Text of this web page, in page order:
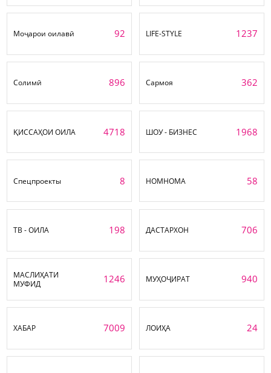
Моҷарои оилавӣ 92 LIFE-STYLE 1237
Солимӣ 896 Сармоя 362
ҚИССАҲОИ ОИЛА 4718 ШОУ - БИЗНЕС 1968
Спецпроекты 8 НОМНОМА 58
ТВ - ОИЛА 198 ДАСТАРХОН 706
МАСЛИҲАТИ
МУФИД
1246 МУҲОҶИРАТ 940
ХАБАР 7009 ЛОИҲА 24